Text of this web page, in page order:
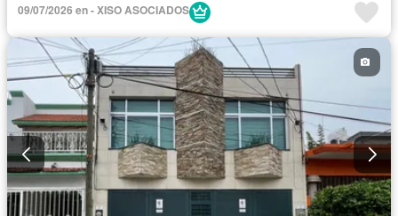
Solo familias Completamente amueblado
09/07/2026 en - XISO ASOCIADOS